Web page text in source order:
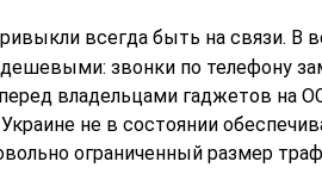
всегда быть на связи. В
звонки по телефону
владельцами гаджетов на
не в состоянии
ограниченный размер